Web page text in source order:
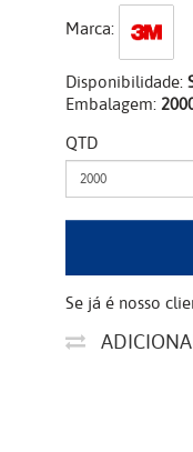
Marca:
Disponibilidade:
Embalagem:
QTD
Se já é nosso